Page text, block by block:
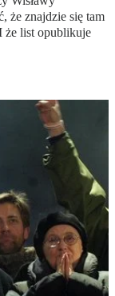
że znajdzie się tam
że list opublikuje